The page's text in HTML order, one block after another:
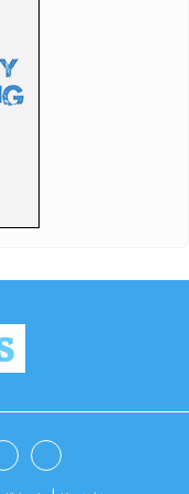
mogu imati otežano
sada dozvoljava
„Srbija te zove 2026“
ko može da dobije